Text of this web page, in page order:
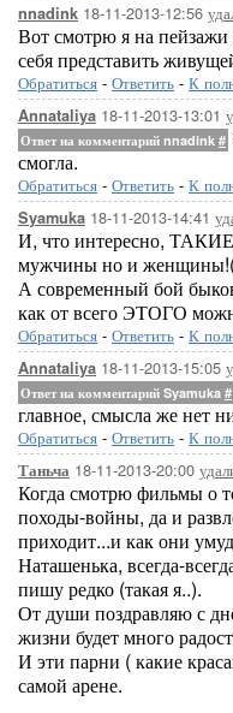
nnadink 18-11-2013-12:56
Вот смотрю я на пейзажи
себя представить
Обратиться - Ответить - К
Annataliya 18-11-2013-13:01
Ответ на комментарий nnadink #
смогла.
Обратиться - Ответить - К
Syamuka 18-11-2013-14:41
И, что интересно, ТАКИЕ
мужчины но и
А современный бой
как от всего ЭТОГО
Обратиться - Ответить - К
Annataliya 18-11-2013-15:05
Ответ на комментарий Syamuka #
главное, смысла же нет
Обратиться - Ответить - К
Таньча 18-11-2013-20:00
Когда смотрю фильмы о
походы-войны, да и
приходит...и как они
Наташенька, всегда-
пишу редко (такая я..).
От души поздравляю с
жизни будет много
И эти парни ( какие
самой арене.